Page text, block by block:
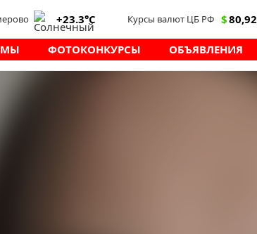
+23.3°C Курсы валют ЦБ РФ $80,92
ФОТОКОНКУРСЫ ОБЪЯВЛЕНИЯ
кому нужно
гриппа